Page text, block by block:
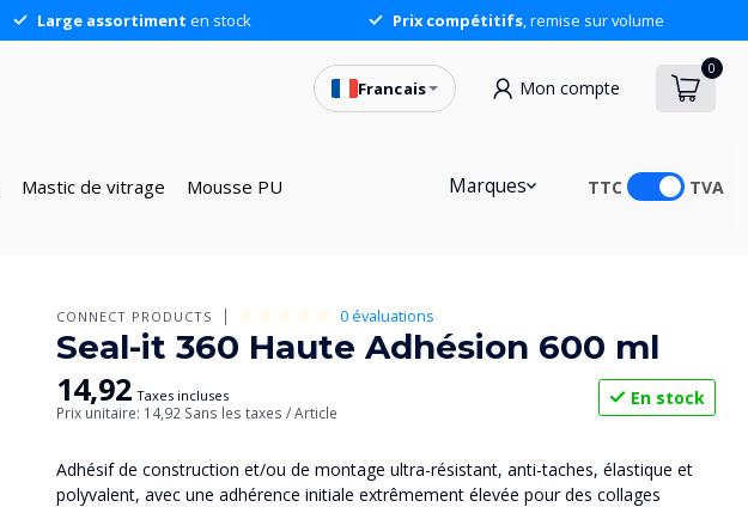
Large assortiment en stock Prix compétitifs, remise sur volume
Francais Mon compte
0
Mastic de vitrage Mousse PU Marques TTC TVA
CONNECT PRODUCTS 0 évaluations
Seal-it 360 Haute Adhésion 600 ml
14,92 Taxes incluses
Prix unitaire: 14,92 Sans les taxes / Article
En stock
Adhésif de construction et/ou de montage ultra-résistant, anti-taches, élastique et
polyvalent, avec une adhérence initiale extrêmement élevée pour des collages